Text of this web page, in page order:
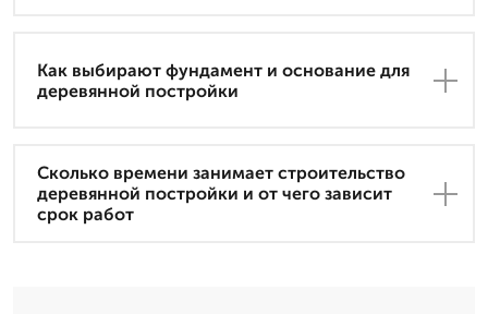
Как выбирают фундамент и основание для
деревянной постройки
Сколько времени занимает строительство
деревянной постройки и от чего зависит
срок работ